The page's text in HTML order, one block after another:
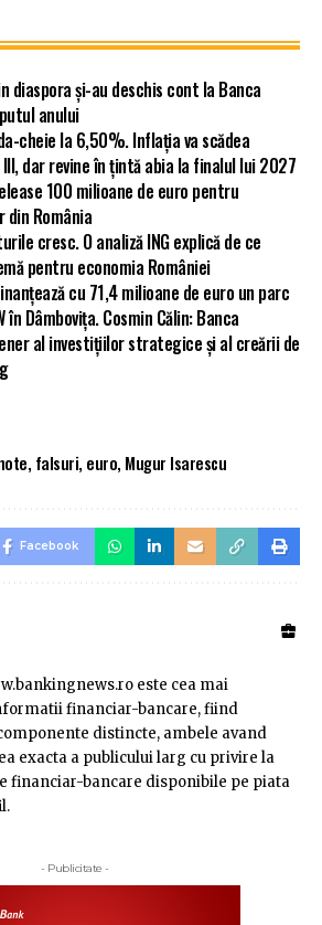
diaspora și-au deschis cont la Banca
anului
cheie la 6,50%. Inflația va scădea
dar revine în țintă abia la finalul lui 2027
100 milioane de euro pentru
România
cresc. O analiză ING explică de ce
pentru economia României
cu 71,4 milioane de euro un parc
Dâmbovița. Cosmin Călin: Banca
al investițiilor strategice și al creării de
, falsuri, euro, Mugur Isarescu
Facebook
este cea mai
financiar-bancare, fiind
distincte, ambele avand
exacta a publicului larg cu privire la
financiar-bancare disponibile pe piata
- Publicitate -